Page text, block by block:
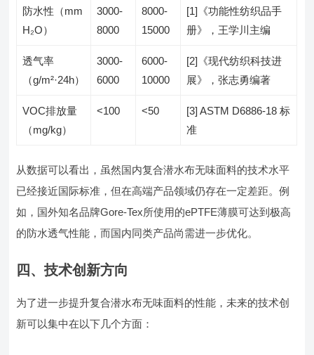
防水性（mm
H₂O）
3000-
8000
8000-
15000
[1]《功能性纺织品手
册》，王学川主编
透气率
（g/m²·24h）
3000-
6000
6000-
10000
[2]《现代纺织科技进
展》，张志勇编著
VOC排放量
（mg/kg）
<100 <50
[3] ASTM D6886-18 标
准
从数据可以看出，虽然国内复合潜水布无味面料的技术水平
已经接近国际标准，但在高端产品领域仍存在一定差距。例
如，国外知名品牌Gore-Tex所使用的ePTFE薄膜可达到极高
的防水透气性能，而国内同类产品尚需进一步优化。
四、技术创新方向
为了进一步提升复合潜水布无味面料的性能，未来的技术创
新可以集中在以下几个方面：